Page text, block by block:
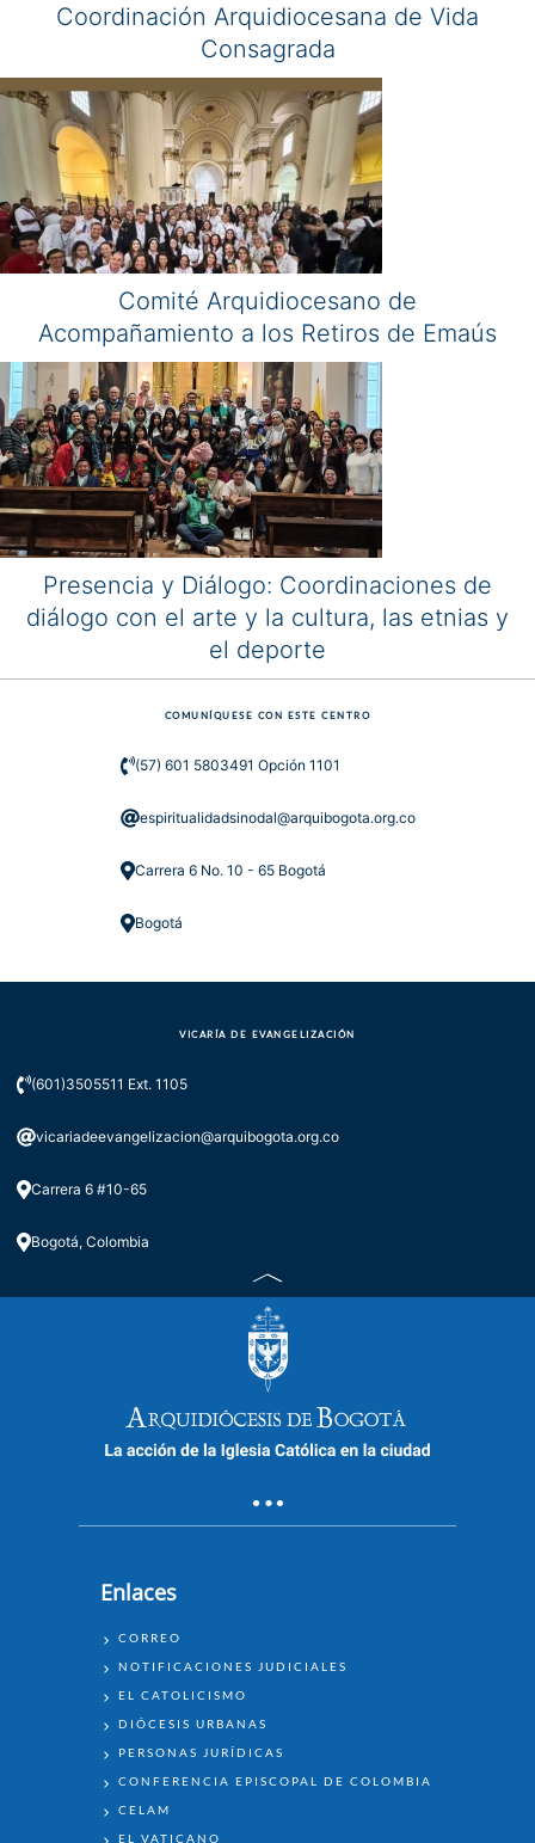
Coordinación Arquidiocesana de Vida
Consagrada
Comité Arquidiocesano de
Acompañamiento a los Retiros de Emaús
Presencia y Diálogo: Coordinaciones de
diálogo con el arte y la cultura, las etnias y
el deporte
COMUNÍQUESE CON ESTE CENTRO
(57) 601 5803491 Opción 1101
espiritualidadsinodal@arquibogota.org.co
Carrera 6 No. 10 - 65 Bogotá
Bogotá
VICARÍA DE EVANGELIZACIÓN
(601)3505511 Ext. 1105
vicariadeevangelizacion@arquibogota.org.co
Carrera 6 #10-65
Bogotá, Colombia
Enlaces
ENLACES
CORREO
NOTIFICACIONES JUDICIALES
EL CATOLICISMO
DIÓCESIS URBANAS
PERSONAS JURÍDICAS
CONFERENCIA EPISCOPAL DE COLOMBIA
CELAM
EL VATICANO